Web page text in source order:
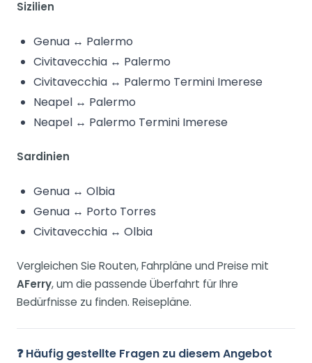
Sizilien
Genua ↔ Palermo
Civitavecchia ↔ Palermo
Civitavecchia ↔ Palermo Termini Imerese
Neapel ↔ Palermo
Neapel ↔ Palermo Termini Imerese
Sardinien
Genua ↔ Olbia
Genua ↔ Porto Torres
Civitavecchia ↔ Olbia
Vergleichen Sie Routen, Fahrpläne und Preise mit
AFerry, um die passende Überfahrt für Ihre
Bedürfnisse zu finden. Reisepläne.
❓ Häufig gestellte Fragen zu diesem Angebot